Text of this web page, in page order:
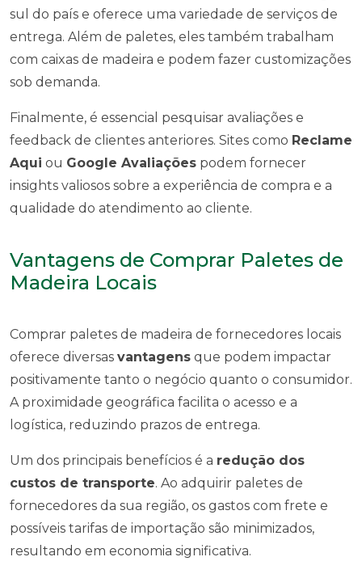
sul do país e oferece uma variedade de serviços de
entrega. Além de paletes, eles também trabalham
com caixas de madeira e podem fazer customizações
sob demanda.
Finalmente, é essencial pesquisar avaliações e
feedback de clientes anteriores. Sites como Reclame
Aqui ou Google Avaliações podem fornecer
insights valiosos sobre a experiência de compra e a
qualidade do atendimento ao cliente.
Vantagens de Comprar Paletes de
Madeira Locais
Comprar paletes de madeira de fornecedores locais
oferece diversas vantagens que podem impactar
positivamente tanto o negócio quanto o consumidor.
A proximidade geográfica facilita o acesso e a
logística, reduzindo prazos de entrega.
Um dos principais benefícios é a redução dos
custos de transporte. Ao adquirir paletes de
fornecedores da sua região, os gastos com frete e
possíveis tarifas de importação são minimizados,
resultando em economia significativa.